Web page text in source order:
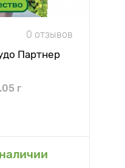
0 отзывов
Партнер
г